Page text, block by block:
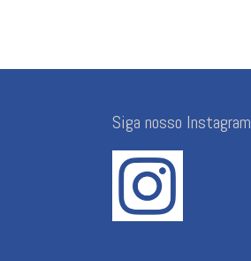
Siga nosso Instagram